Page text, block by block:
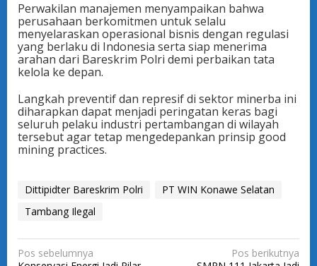
Perwakilan manajemen menyampaikan bahwa
perusahaan berkomitmen untuk selalu
menyelaraskan operasional bisnis dengan regulasi
yang berlaku di Indonesia serta siap menerima
arahan dari Bareskrim Polri demi perbaikan tata
kelola ke depan.
Langkah preventif dan represif di sektor minerba ini
diharapkan dapat menjadi peringatan keras bagi
seluruh pelaku industri pertambangan di wilayah
tersebut agar tetap mengedepankan prinsip good
mining practices.
Dittipidter Bareskrim Polri
PT WIN Konawe Selatan
Tambang Ilegal
N
Pos sebelumnya
Pos berikutnya